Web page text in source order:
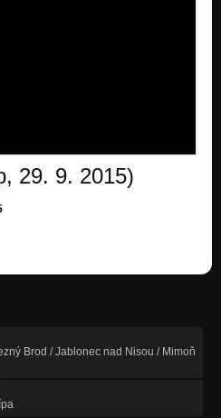
29. 9. 2015)
Brod / Jablonec nad Nisou / Mimoň